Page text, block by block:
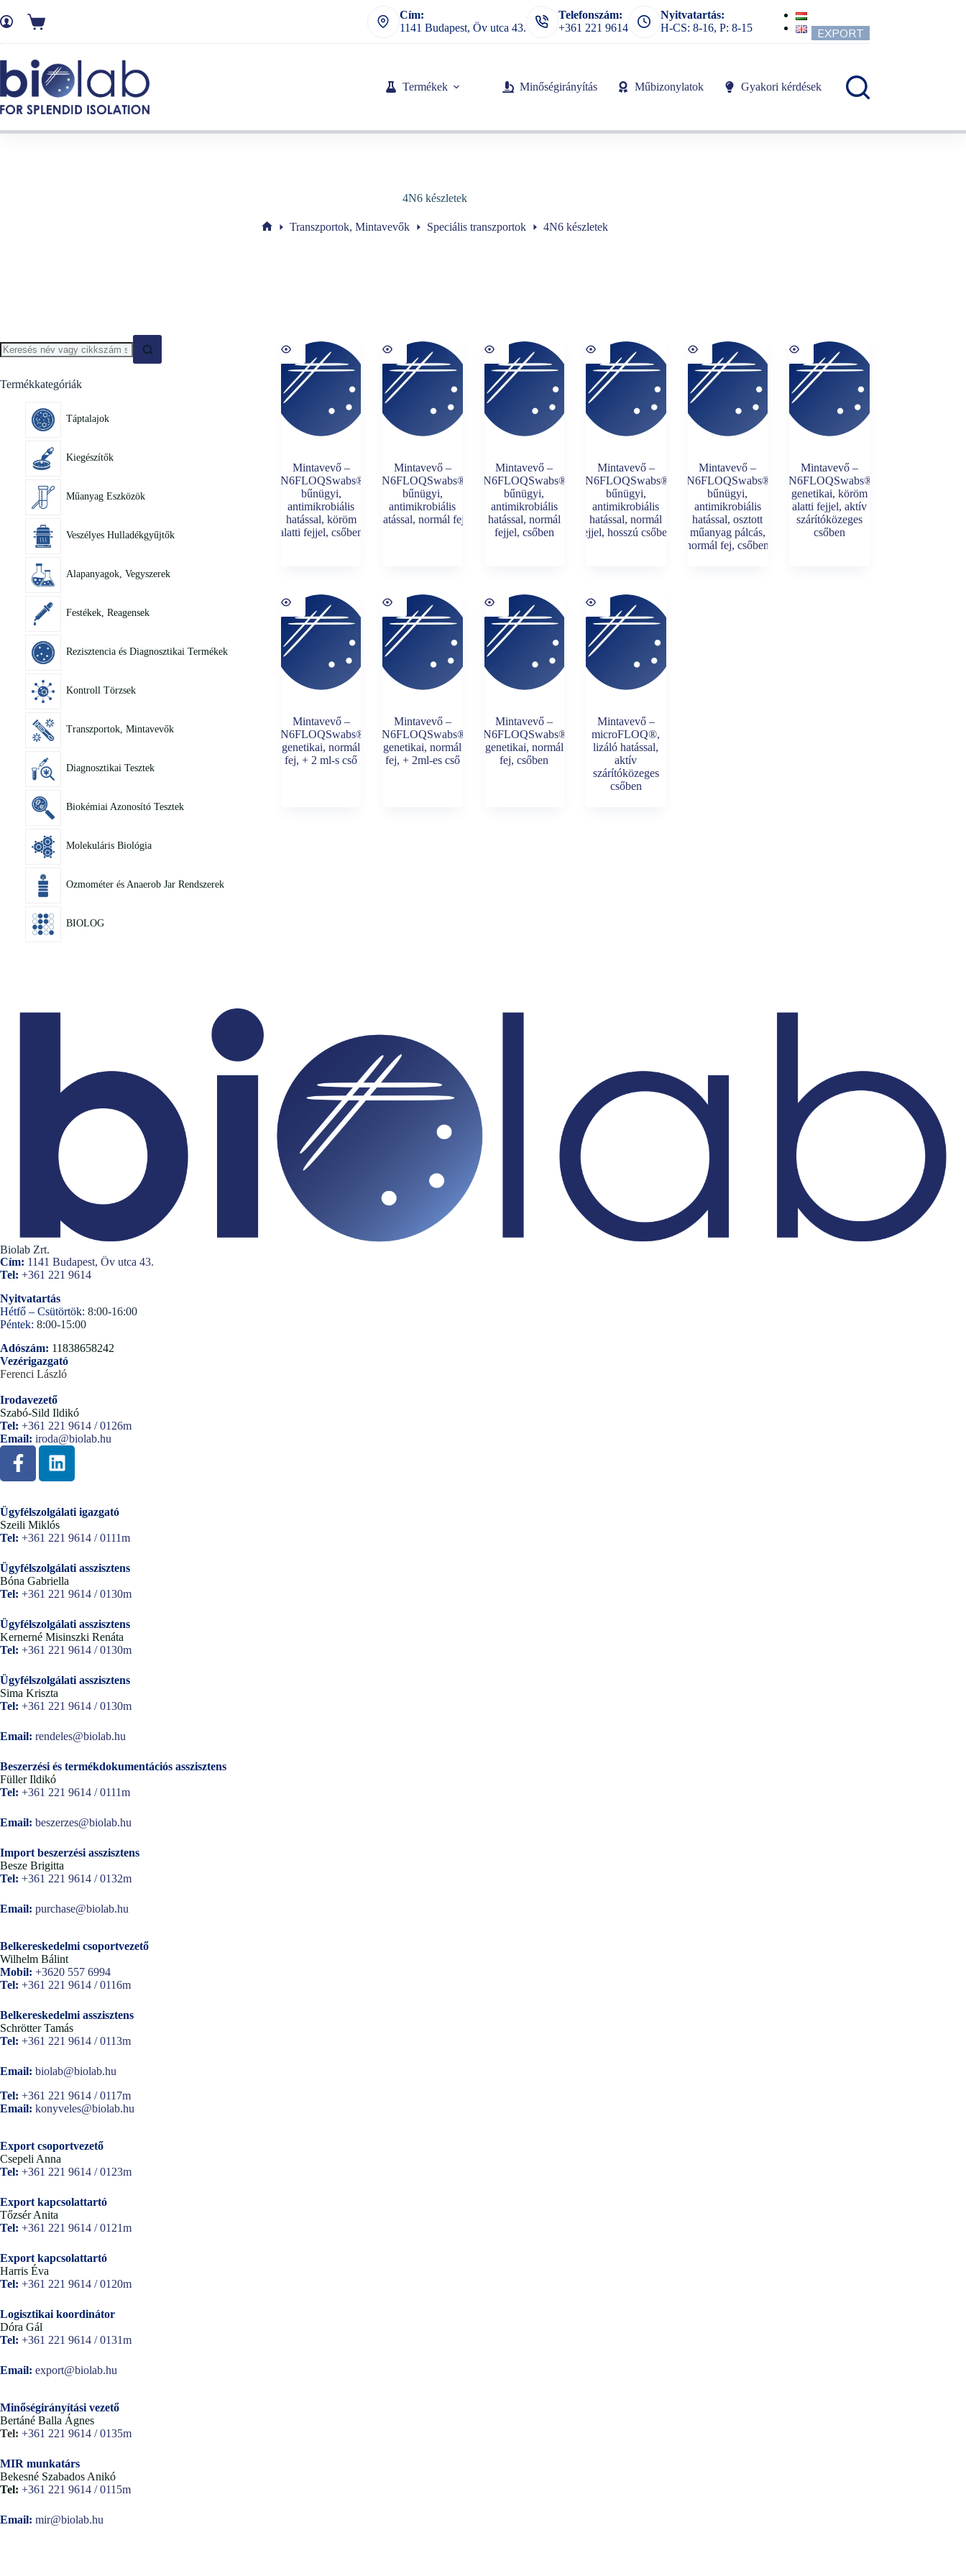
Cím:
1141 Budapest, Öv utca 43.
Telefonszám:
+361 221 9614
Nyitvatartás:
H-CS: 8-16, P: 8-15
EXPORT
Termékek Minőségirányítás Műbizonylatok Gyakori kérdések
4N6 készletek
Transzportok, Mintavevők Speciális transzportok 4N6 készletek
Mintavevő –
4N6FLOQSwabs®-
bűnügyi,
antimikrobiális
hatással, köröm
alatti fejjel, csőben
Mintavevő –
4N6FLOQSwabs®-
bűnügyi,
antimikrobiális
hatással, normál fej,
Mintavevő –
4N6FLOQSwabs®-
bűnügyi,
antimikrobiális
hatással, normál
fejjel, csőben
Mintavevő –
4N6FLOQSwabs®-
bűnügyi,
antimikrobiális
hatással, normál
fejjel, hosszú csőben
Mintavevő –
4N6FLOQSwabs®-
bűnügyi,
antimikrobiális
hatással, osztott
műanyag pálcás,
normál fej, csőben
Mintavevő –
4N6FLOQSwabs®-
genetikai, köröm
alatti fejjel, aktív
szárítóközeges
csőben
Mintavevő –
4N6FLOQSwabs®-
genetikai, normál
fej, + 2 ml-s cső
Mintavevő –
4N6FLOQSwabs®-
genetikai, normál
fej, + 2ml-es cső
Mintavevő –
4N6FLOQSwabs®-
genetikai, normál
fej, csőben
Mintavevő –
microFLOQ®,
lizáló hatással,
aktív
szárítóközeges
csőben
Termékkategóriák
Táptalajok
Kiegészítők
Műanyag Eszközök
Veszélyes Hulladékgyűjtők
Alapanyagok, Vegyszerek
Festékek, Reagensek
Rezisztencia és Diagnosztikai Termékek
Kontroll Törzsek
Transzportok, Mintavevők
Diagnosztikai Tesztek
Biokémiai Azonosító Tesztek
Molekuláris Biológia
Ozmométer és Anaerob Jar Rendszerek
BIOLOG
Biolab Zrt.
Cím: 1141 Budapest, Öv utca 43.
Tel: +361 221 9614
Nyitvatartás
Hétfő – Csütörtök: 8:00-16:00
Péntek: 8:00-15:00
Adószám: 11838658242
Vezérigazgató
Ferenci László
Irodavezető
Szabó-Sild Ildikó
Tel: +361 221 9614 / 0126m
Email: iroda@biolab.hu
Ügyfélszolgálati igazgató
Szeili Miklós
Tel: +361 221 9614 / 0111m
Ügyfélszolgálati asszisztens
Bóna Gabriella
Tel: +361 221 9614 / 0130m
Ügyfélszolgálati asszisztens
Kernerné Misinszki Renáta
Tel: +361 221 9614 / 0130m
Ügyfélszolgálati asszisztens
Sima Kriszta
Tel: +361 221 9614 / 0130m
Email: rendeles@biolab.hu
Beszerzési és termékdokumentációs asszisztens
Füller Ildikó
Tel: +361 221 9614 / 0111m
Email: beszerzes@biolab.hu
Import beszerzési asszisztens
Besze Brigitta
Tel: +361 221 9614 / 0132m
Email: purchase@biolab.hu
Belkereskedelmi csoportvezető
Wilhelm Bálint
Mobil: +3620 557 6994
Tel: +361 221 9614 / 0116m
Belkereskedelmi asszisztens
Schrötter Tamás
Tel: +361 221 9614 / 0113m
Email: biolab@biolab.hu
Tel: +361 221 9614 / 0117m
Email: konyveles@biolab.hu
Export csoportvezető
Csepeli Anna
Tel: +361 221 9614 / 0123m
Export kapcsolattartó
Tőzsér Anita
Tel: +361 221 9614 / 0121m
Export kapcsolattartó
Harris Éva
Tel: +361 221 9614 / 0120m
Logisztikai koordinátor
Dóra Gál
Tel: +361 221 9614 / 0131m
Email: export@biolab.hu
Minőségirányítási vezető
Bertáné Balla Ágnes
Tel: +361 221 9614 / 0135m
MIR munkatárs
Bekesné Szabados Anikó
Tel: +361 221 9614 / 0115m
Email: mir@biolab.hu